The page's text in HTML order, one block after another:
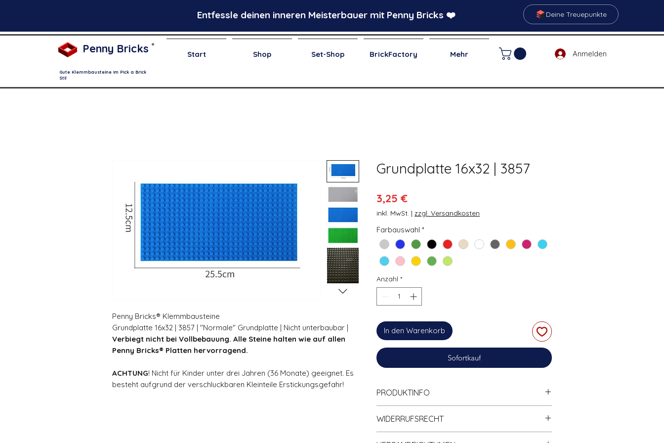
Entfessle deinen inneren Meisterbauer mit Penny Bricks ❤️ Deine Treuepunkte
Penny Bricks ®
Start Shop Set-Shop BrickFactory Mehr Anmelden
Gute Klemmbausteine im Pick a Brick
Stil
Penny Bricks® Klemmbausteine
Grundplatte 16x32 | 3857 | "Normale" Grundplatte | Nicht unterbaubar |
Verbiegt nicht bei Vollbebauung. Alle Steine halten wie auf allen
Penny Bricks® Platten hervorragend.
ACHTUNG! Nicht für Kinder unter drei Jahren (36 Monate) geeignet. Es
besteht aufgrund der verschluckbaren Kleinteile Erstickungsgefahr!
Grundplatte 16x32 | 3857
3,25 €Preis
inkl. MwSt. | zzgl. Versandkosten
Farbauswahl *
Anzahl *
In den Warenkorb
Sofortkauf
PRODUKTINFO
Klemmbausteinmarken.
Hohe Qualität; Hohe Klemmkraft;
WIDERRUFSRECHT